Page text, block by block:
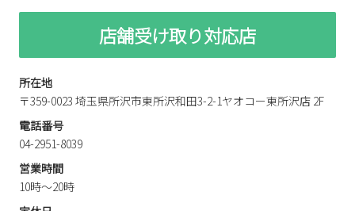
店舗受け取り対応店
所在地
〒359-0023 埼玉県所沢市東所沢和田3-2-1ヤオコー東所沢店 2F
電話番号
04-2951-8039
営業時間
10時～20時